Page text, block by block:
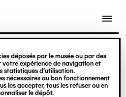
déposés par le musée ou par des
votre expérience de navigation et
statistiques d’utilisation.
nécessaires au bon fonctionnement
les accepter, tous les refuser ou en
le dépôt.